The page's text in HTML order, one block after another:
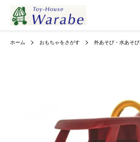
ホーム おもちゃをさがす 外あそび・水あそび